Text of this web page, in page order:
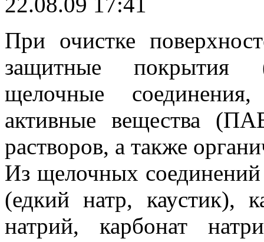
При очистке
защитные покрытия
щелочные
активные вещества
растворов, а также
Из щелочных
(едкий натр, каустик),
натрий, карбонат